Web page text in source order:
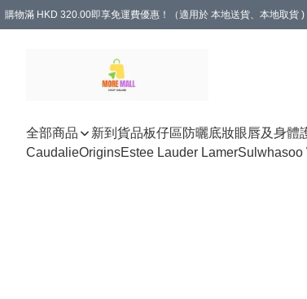
購物滿 HKD 320.00即享免運費優惠！（適用於 本地送貨、本地取貨 )
全部商品 新到貨品板仔區防曬底妝眼唇及身體
CaudalieOriginsEstee Lauder LamerSulwhasoo